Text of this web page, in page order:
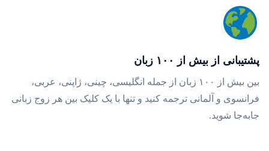
پشتیبانی از بیش از ۱۰۰ زبان
بین بیش از ۱۰۰ زبان از جمله انگلیسی، چینی، ژاپنی، عربی،
فرانسوی و آلمانی ترجمه کنید و تنها با یک کلیک بین هر زوج زبانی
جابه‌جا شوید.